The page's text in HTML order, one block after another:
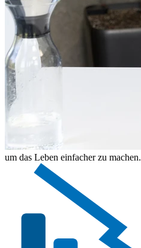
um das Leben einfacher zu machen.